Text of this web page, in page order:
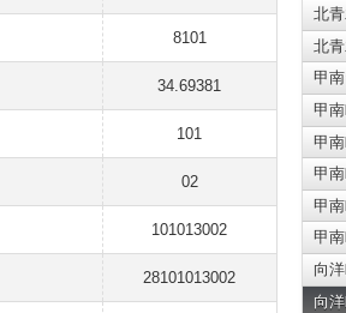
8101
34.69381
101
02
101013002
28101013002
北
北
甲
甲
甲
甲
甲
甲
向
向